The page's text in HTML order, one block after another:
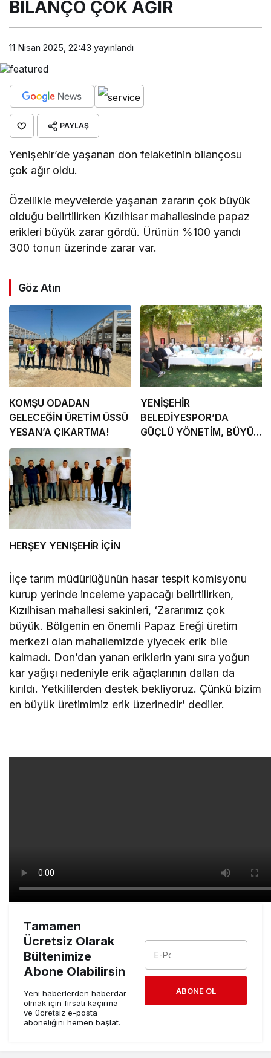
BİLANÇO ÇOK AĞIR
11 Nisan 2025, 22:43 yayınlandı
PAYLAŞ
Yenişehir’de yaşanan don felaketinin bilançosu
çok ağır oldu.
Özellikle meyvelerde yaşanan zararın çok büyük
olduğu belirtilirken Kızılhisar mahallesinde papaz
erikleri büyük zarar gördü. Ürünün %100 yandı
300 tonun üzerinde zarar var.
Göz Atın
KOMŞU ODADAN
GELECEĞİN ÜRETİM ÜSSÜ
YESAN’A ÇIKARTMA!
YENİŞEHİR
BELEDİYESPOR’DA
GÜÇLÜ YÖNETİM, BÜYÜK
HERŞEY YENIŞEHİR İÇİN
İlçe tarım müdürlüğünün hasar tespit komisyonu
kurup yerinde inceleme yapacağı belirtilirken,
Kızılhisan mahallesi sakinleri, ‘Zararımız çok
büyük. Bölgenin en önemli Papaz Ereği üretim
merkezi olan mahallemizde yiyecek erik bile
kalmadı. Don’dan yanan eriklerin yanı sıra yoğun
kar yağışı nedeniyle erik ağaçlarının dalları da
kırıldı. Yetkililerden destek bekliyoruz. Çünkü bizim
en büyük üretimimiz erik üzerinedir’ dediler.
Tamamen
Ücretsiz Olarak
Bültenimize
Abone Olabilirsin
Yeni haberlerden haberdar
olmak için fırsatı kaçırma
ve ücretsiz e-posta
aboneliğini hemen başlat.
ABONE OL